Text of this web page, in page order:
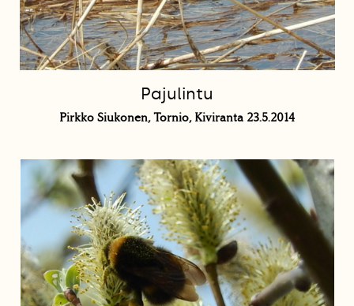
Pajulintu
Pirkko Siukonen, Tornio, Kiviranta 23.5.2014